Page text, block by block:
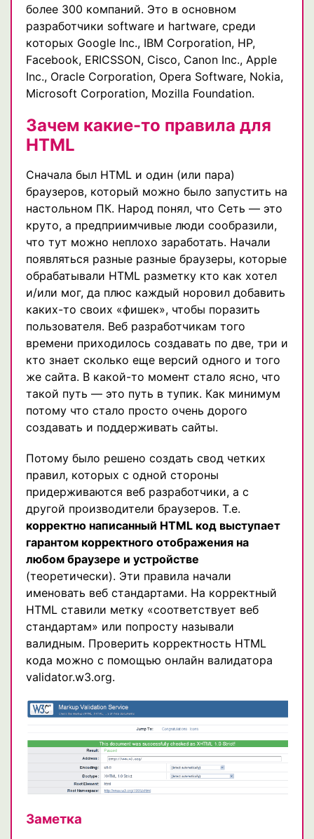
более 300 компаний. Это в основном
разработчики software и hartware, среди
которых Google Inc., IBM Corporation, HP,
Facebook, ERICSSON, Cisco, Canon Inc., Apple
Inc., Oracle Corporation, Opera Software, Nokia,
Microsoft Corporation, Mozilla Foundation.
Зачем какие-то правила для
HTML
Сначала был HTML и один (или пара)
браузеров, который можно было запустить на
настольном ПК. Народ понял, что Сеть — это
круто, а предприимчивые люди сообразили,
что тут можно неплохо заработать. Начали
появляться разные разные браузеры, которые
обрабатывали HTML разметку кто как хотел
и/или мог, да плюс каждый норовил добавить
каких-то своих «фишек», чтобы поразить
пользователя. Веб разработчикам того
времени приходилось создавать по две, три и
кто знает сколько еще версий одного и того
же сайта. В какой-то момент стало ясно, что
такой путь — это путь в тупик. Как минимум
потому что стало просто очень дорого
создавать и поддерживать сайты.
Потому было решено создать свод четких
правил, которых с одной стороны
придерживаются веб разработчики, а с
другой производители браузеров. Т.е.
корректно написанный HTML код выступает
гарантом корректного отображения на
любом браузере и устройстве
(теоретически). Эти правила начали
именовать веб стандартами. На корректный
HTML ставили метку «соответствует веб
стандартам» или попросту называли
валидным. Проверить корректность HTML
кода можно с помощью онлайн валидатора
validator.w3.org.
Заметка